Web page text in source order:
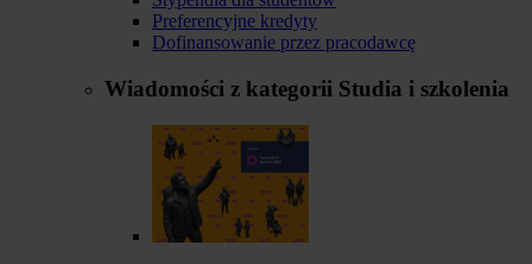
Preferencyjne kredyty
Dofinansowanie przez pracodawcę
Wiadomości z kategorii Studia i szkolenia